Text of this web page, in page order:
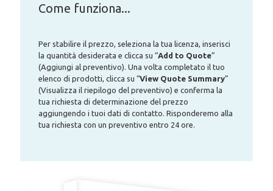
Come funziona...
Per stabilire il prezzo, seleziona la tua licenza, inserisci
la quantità desiderata e clicca su “Add to Quote”
(Aggiungi al preventivo). Una volta completato il tuo
elenco di prodotti, clicca su “View Quote Summary”
(Visualizza il riepilogo del preventivo) e conferma la
tua richiesta di determinazione del prezzo
aggiungendo i tuoi dati di contatto. Risponderemo alla
tua richiesta con un preventivo entro 24 ore.